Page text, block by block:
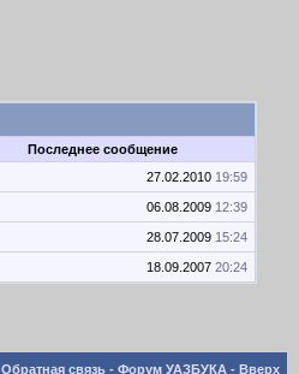
Последнее сообщение
27.02.2010 19:59
06.08.2009 12:39
28.07.2009 15:24
18.09.2007 20:24
Обратная связь - Форум УАЗБУКА - Вверх